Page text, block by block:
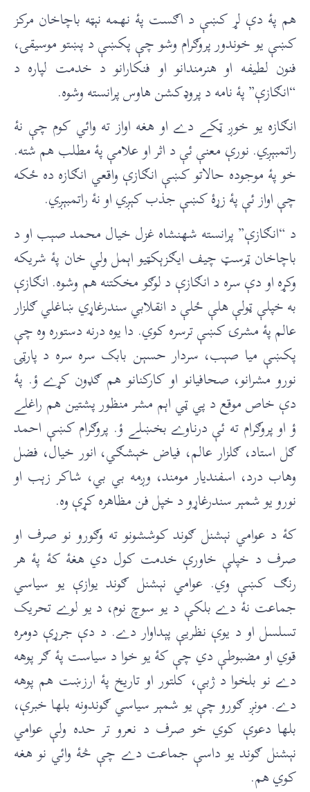
هم پۀ دې لړ کښې د اګست پۀ نهمه نېټه باچاخان مرکز
کښې يو خوندور پروګرام وشو چې پکښې د پښتو موسيقۍ،
فنون لطيفه او هنرمندانو او فنکارانو د خدمت لپاره د
“انګازې” پۀ نامه د پروډکشن هاوس پرانسته وشوه.
انګازه يو خوږ ټکے دے او هغه اواز ته وائي کوم چې نۀ
راتمبېږي. نورې معنې ئې د اثر او علامې پۀ مطلب هم شته.
خو پۀ موجوده حالاتو کښې انګازې واقعي انګازه ده ځکه
چې اواز ئې پۀ زړۀ کښې جذب کېږي او نۀ راتمبېږي.
د “انګازې” پرانسته شهنشاه غزل خيال محمد صېب او د
باچاخان ټرسټ چيف ايګزېکټيو اېمل ولي خان پۀ شريکه
وکړه او دې سره د انګازې د لوګو مخکتنه هم وشوه. انګازې
به خپلې ټولې هلې ځلې د انقلابي سندرغاړي ښاغلي ګلزار
عالم پۀ مشرۍ کښې ترسره کوي. دا يوه درنه دستوره وه چې
پکښې ميا صېب، سردار حسېن بابک سره سره د پارټۍ
نورو مشرانو، صحافيانو او کارکنانو هم ګډون کړے ؤ. پۀ
دې خاص موقع د پي ټي اېم مشر منظور پشتين هم راغلے
ؤ او پروګرام ته ئې درناوے بخښلے ؤ. پروګرام کښې احمد
ګل استاد، ګلزار عالم، فياض خېشګي، انور خيال، فضل
وهاب درد، اسفنديار مومند، وږمه بي بي، شاکر زېب او
نورو يو شمېر سندرغاړو د خپل فن مظاهره کړې وه.
کۀ د عوامي نېشنل ګوند کوششونو ته وګورو نو صرف او
صرف د خپلې خاورې خدمت کول دي هغۀ کۀ پۀ هر
رنګ کښې وي. عوامي نېشنل ګوند يوازې يو سياسي
جماعت نۀ دے بلکې د يو سوچ نوم، د يو لوے تحريک
تسلسل او د يوې نظريې پېداوار دے. د دې جرړې دومره
قوي او مضبوطې دي چې کۀ يو خوا د سياست پۀ ګر پوهه
دے نو بلخوا د ژ‌بې، کلتور او تاريخ پۀ ارزښت هم پوهه
دے. مونږ ګورو چې يو شمېر سياسي ګوندونه بلها خبرې،
بلها دعوې کوي خو صرف د نعرو تر حده ولې عوامي
نېشنل ګوند يو داسې جماعت دے چې څۀ وائي نو هغه
کوي هم.